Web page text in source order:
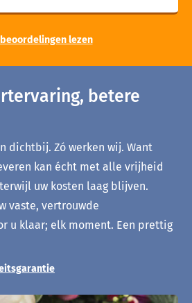
lezen
betere
dichtbij. Zó werken wij. Want
kan écht met alle vrijheid
uw kosten laag blijven.
vaste, vertrouwde
u klaar; elk moment. Een prettig